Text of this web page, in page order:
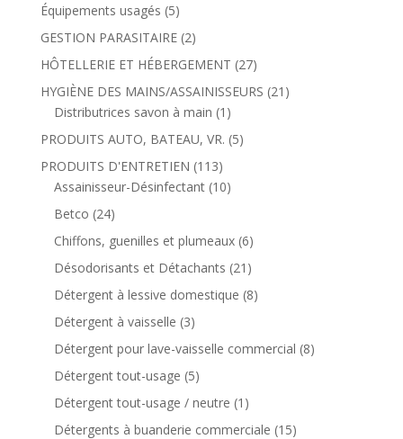
Équipements usagés (5)
GESTION PARASITAIRE (2)
HÔTELLERIE ET HÉBERGEMENT (27)
HYGIÈNE DES MAINS/ASSAINISSEURS (21)
Distributrices savon à main (1)
PRODUITS AUTO, BATEAU, VR. (5)
PRODUITS D'ENTRETIEN (113)
Assainisseur-Désinfectant (10)
Betco (24)
Chiffons, guenilles et plumeaux (6)
Désodorisants et Détachants (21)
Détergent à lessive domestique (8)
Détergent à vaisselle (3)
Détergent pour lave-vaisselle commercial (8)
Détergent tout-usage (5)
Détergent tout-usage / neutre (1)
Détergents à buanderie commerciale (15)